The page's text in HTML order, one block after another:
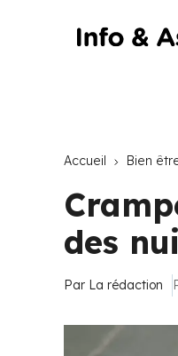
Accueil Bien
des
Par La rédaction